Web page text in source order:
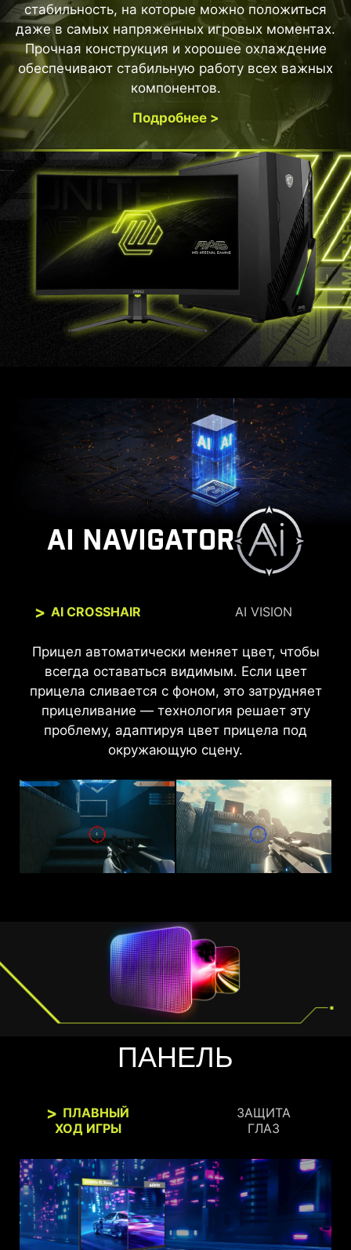
стабильность, на которые можно положиться
даже в самых напряженных игровых моментах.
Прочная конструкция и хорошее охлаждение
обеспечивают стабильную работу всех важных
компонентов.
Подробнее >
AI NAVIGATOR
AI CROSSHAIR AI VISION
Прицел автоматически меняет цвет, чтобы
всегда оставаться видимым. Если цвет
прицела сливается с фоном, это затрудняет
прицеливание — технология решает эту
проблему, адаптируя цвет прицела под
окружающую сцену.
AI Vision делает тёмные участки более
разборчивыми и усиливает общее освещение
и цветовую насыщенность, оживляя
изображение.
AI Vision вкл
ПАНЕЛЬ
ПЛАВНЫЙ
ХОД ИГРЫ
ЗАЩИТА
ГЛАЗ